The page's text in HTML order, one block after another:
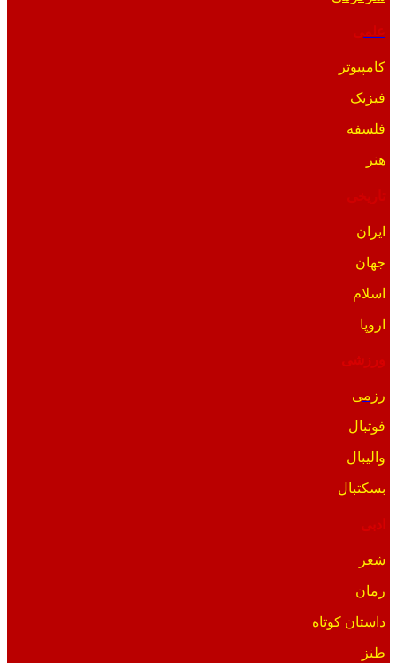
کامپیوتر
فیزیک
فلسفه
هنر
ایران
جهان
اسلام
اروپا
ورزشی
رزمی
فوتبال
والیبال
بسکتبال
ادبی
شعر
رمان
داستان کوتاه
طنز